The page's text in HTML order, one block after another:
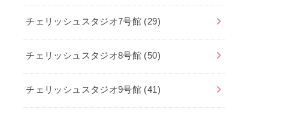
チェリッシュスタジオ7号館 (29)
チェリッシュスタジオ8号館 (50)
チェリッシュスタジオ9号館 (41)